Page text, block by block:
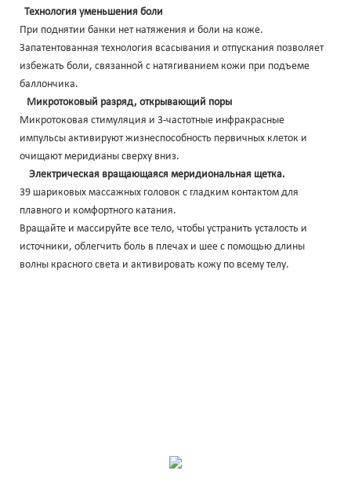
Технология уменьшения боли
При поднятии банки нет натяжения и боли на коже.
Запатентованная технология всасывания и отпускания позволяет
избежать боли, связанной с натягиванием кожи при подъеме
баллончика.
Микротоковый разряд, открывающий поры
Микротоковая стимуляция и 3-частотные инфракрасные
импульсы активируют жизнеспособность первичных клеток и
очищают меридианы сверху вниз.
Электрическая вращающаяся меридиональная щетка.
39 шариковых массажных головок с гладким контактом для
плавного и комфортного катания.
Вращайте и массируйте все тело, чтобы устранить усталость и
источники, облегчить боль в плечах и шее с помощью длины
волны красного света и активировать кожу по всему телу.